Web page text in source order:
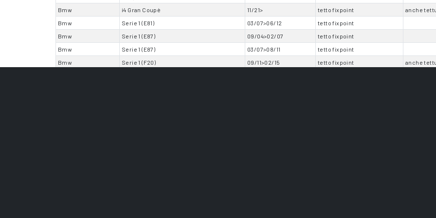
Bmw
i4 Gran Coupè 11/21> tetto fixpoint
anche
Bmw
Serie 1 (E81) 03/07>06/12
tetto fixpoint
Bmw
Serie 1 (E87) 09/04>02/07
tetto fixpoint
Bmw
Serie 1 (E87) 03/07>08/11
tetto fixpoint
Bmw
Serie 1 (F20) 09/11>02/15 tetto fixpoint
anche